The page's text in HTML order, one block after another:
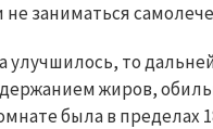
заниматься
улучшилось, то
жиров,
была в